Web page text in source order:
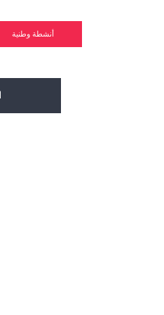
أنشطة وطنية